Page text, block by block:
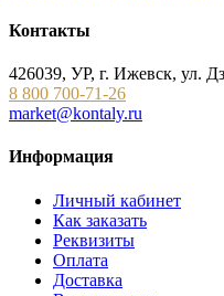
Контакты
426039, УР, г. Ижевск, ул.
8 800 700-71-26
market@kontaly.ru
Информация
Личный кабинет
Как заказать
Реквизиты
Оплата
Доставка